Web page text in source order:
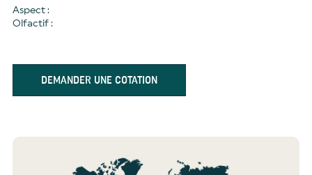
Aspect :
Olfactif :
DEMANDER UNE COTATION